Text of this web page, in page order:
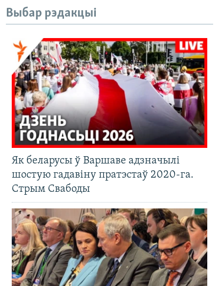
Выбар рэдакцыі
Як беларусы ў Варшаве адзначылі
шостую гадавіну пратэстаў 2020-га.
Стрым Свабоды